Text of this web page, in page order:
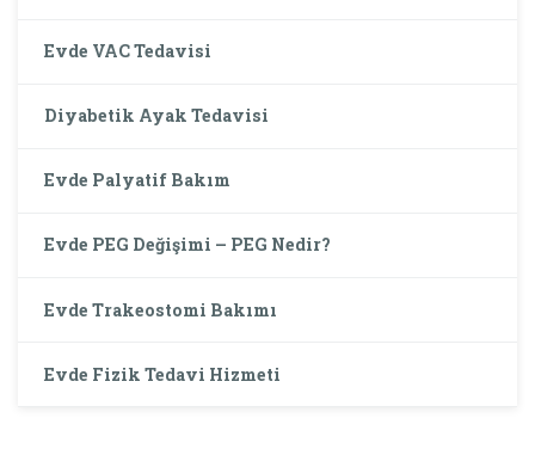
Evde VAC Tedavisi
Diyabetik Ayak Tedavisi
Evde Palyatif Bakım
Evde PEG Değişimi – PEG Nedir?
Evde Trakeostomi Bakımı
Evde Fizik Tedavi Hizmeti